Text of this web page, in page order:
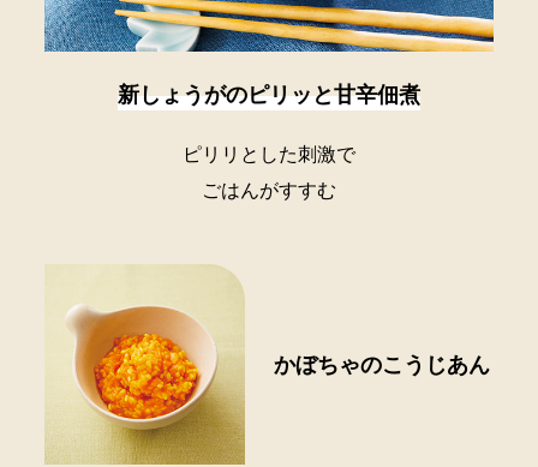
新しょうがのピリッと甘辛佃煮
ピリリとした刺激で
ごはんがすすむ
かぼちゃのこうじあん